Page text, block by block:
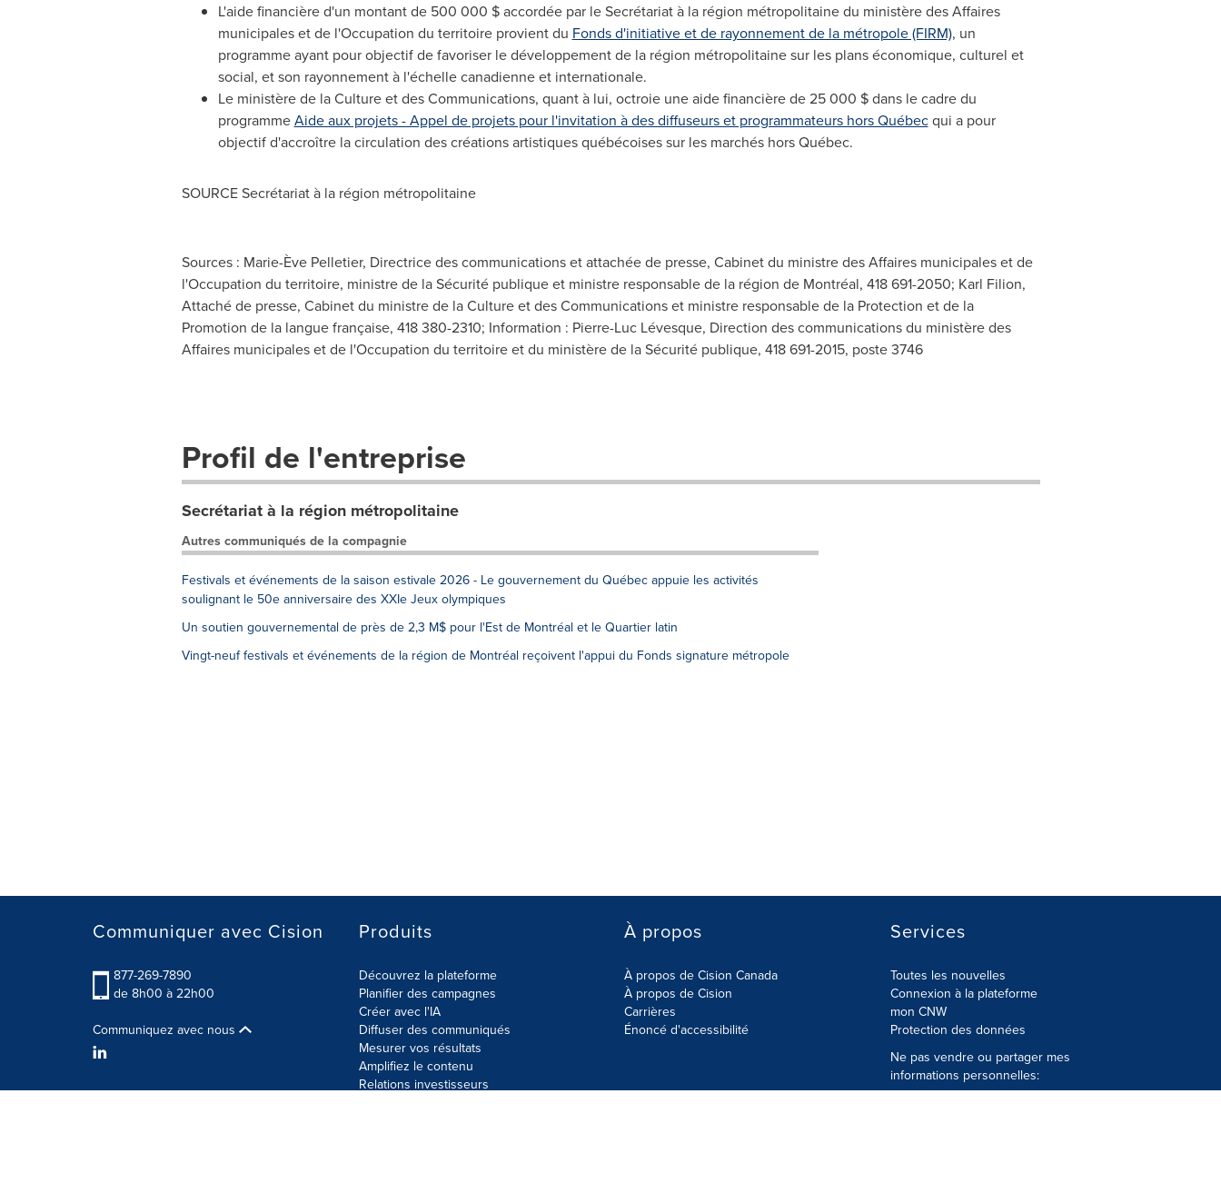
L'aide financière d'un montant de 500 000 $ accordée par le Secrétariat à la région métropolitaine du ministère des Affaires
municipales et de l'Occupation du territoire provient du Fonds d'initiative et de rayonnement de la métropole (FIRM), un
programme ayant pour objectif de favoriser le développement de la région métropolitaine sur les plans économique, culturel et
social, et son rayonnement à l'échelle canadienne et internationale.
Le ministère de la Culture et des Communications, quant à lui, octroie une aide financière de 25 000 $ dans le cadre du
programmeAide aux projets - Appel de projets pour l'invitation à des diffuseurs et programmateurs hors Québecqui a pour
objectif d'accroître la circulation des créations artistiques québécoises sur les marchés hors Québec.
SOURCE Secrétariat à la région métropolitaine
Sources : Marie-Ève Pelletier, Directrice des communications et attachée de presse, Cabinet du ministre des Affaires municipales et de
l'Occupation du territoire, ministre de la Sécurité publique et ministre responsable de la région de Montréal, 418 691-2050; Karl Filion,
Attaché de presse, Cabinet du ministre de la Culture et des Communications et ministre responsable de la Protection et de la
Promotion de la langue française, 418 380-2310; Information : Pierre-Luc Lévesque, Direction des communications du ministère des
Affaires municipales et de l'Occupation du territoire et du ministère de la Sécurité publique, 418 691-2015, poste 3746
Profil de l'entreprise
Secrétariat à la région métropolitaine
Autres communiqués de la compagnie
Festivals et événements de la saison estivale 2026 - Le gouvernement du Québec appuie les activités
soulignant le 50e anniversaire des XXIe Jeux olympiques
Un soutien gouvernemental de près de 2,3 M$ pour l'Est de Montréal et le Quartier latin
Vingt-neuf festivals et événements de la région de Montréal reçoivent l'appui du Fonds signature métropole
Communiquer avec Cision
877-269-7890
de 8h00 à 22h00
Communiquez avec nous
Produits
Découvrez la plateforme
Planifier des campagnes
Créer avec l'IA
Diffuser des communiqués
Mesurer vos résultats
Amplifiez le contenu
Relations investisseurs
À propos
À propos de Cision Canada
À propos de Cision
Carrières
Énoncé d'accessibilité
Services
Toutes les nouvelles
Connexion à la plateforme
mon CNW
Protection des données
Ne pas vendre ou partager mes
informations personnelles: